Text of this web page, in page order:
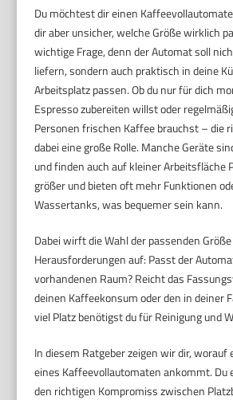
Du möchtest dir einen
dir aber unsicher, welche Größe wirklich
wichtige Frage, denn der Automat soll
liefern, sondern auch praktisch in deine
Arbeitsplatz passen. Ob du nur für dich
Espresso zubereiten willst oder
Personen frischen Kaffee brauchst – die
dabei eine große Rolle. Manche Geräte
und finden auch auf kleiner Arbeitsfläche
größer und bieten oft mehr Funktionen
Wassertanks, was bequemer sein kann.
Dabei wirft die Wahl der passenden
Herausforderungen auf: Passt der
vorhandenen Raum? Reicht das
deinen Kaffeekonsum oder den in deiner
viel Platz benötigst du für Reinigung und
In diesem Ratgeber zeigen wir dir, worauf
eines Kaffeevollautomaten ankommt. Du
den richtigen Kompromiss zwischen